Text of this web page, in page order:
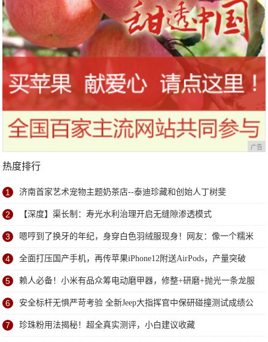
广告
热度排行
1 济南首家艺术宠物主题奶茶店--泰迪珍藏和创始人丁树斐
2 【深度】渠长制：寿光水利治理开启无缝隙渗透模式
3 嗯哼到了换牙的年纪，身穿白色羽绒服现身！网友：像一个糯米
团子
4 全面打压国产手机，再传苹果iPhone12附送AirPods，产量突破
1.2亿
5 赖人必备！小米有品众筹电动磨甲器，修整+研磨+抛光一条龙服
务
6 安全标杆无惧严苛考验 全新Jeep大指挥官中保研碰撞测试成绩公
布
7 珍珠粉用法揭秘！超全真实测评，小白建议收藏